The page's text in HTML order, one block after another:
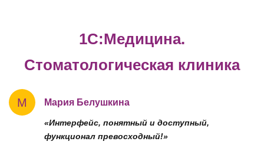
1C:Медицина.
Стоматологическая клиника
М Мария Белушкина
«Интерфейс, понятный и доступный,
функционал превосходный!»